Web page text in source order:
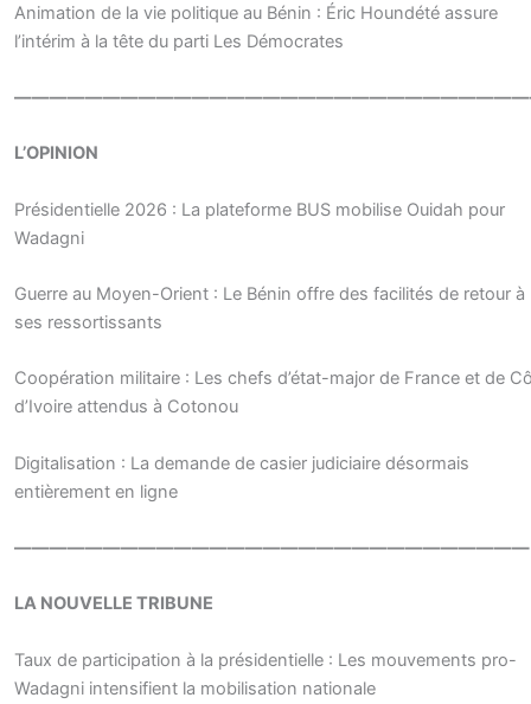
Animation de la vie politique au Bénin : Éric Houndété assure
l’intérim à la tête du parti Les Démocrates
L’OPINION
Présidentielle 2026 : La plateforme BUS mobilise Ouidah pour
Wadagni
Guerre au Moyen-Orient : Le Bénin offre des facilités de retour à
ses ressortissants
Coopération militaire : Les chefs d’état-major de France et de
d’Ivoire attendus à Cotonou
Digitalisation : La demande de casier judiciaire désormais
entièrement en ligne
LA NOUVELLE TRIBUNE
Taux de participation à la présidentielle : Les mouvements pro-
Wadagni intensifient la mobilisation nationale